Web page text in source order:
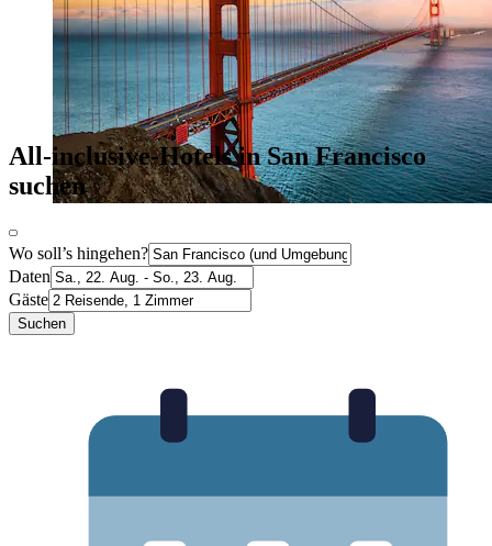
All-inclusive-Hotels in San Francisco
suchen
Wo soll’s hingehen?
Daten
Gäste
Suchen